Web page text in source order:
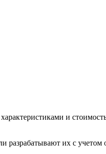
и
разрабатывают их с